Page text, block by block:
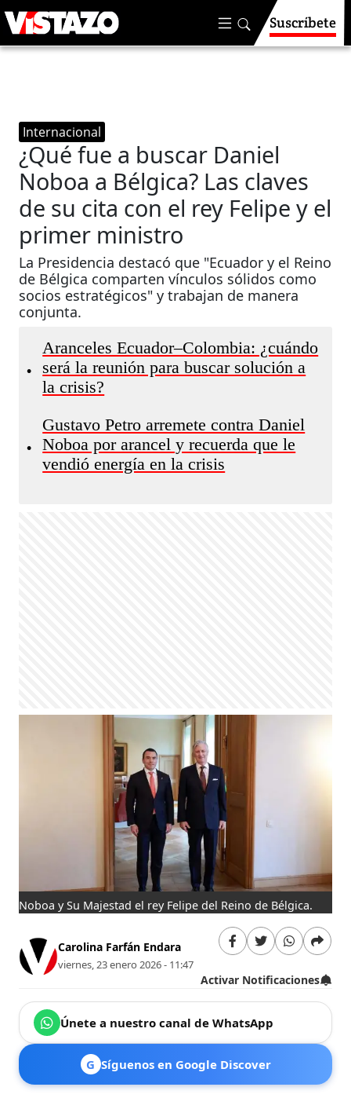
Suscríbete
Internacional
¿Qué fue a buscar Daniel
Noboa a Bélgica? Las claves
de su cita con el rey Felipe y el
primer ministro
La Presidencia destacó que "Ecuador y el Reino
de Bélgica comparten vínculos sólidos como
socios estratégicos" y trabajan de manera
conjunta.
•
Aranceles Ecuador–Colombia: ¿cuándo
será la reunión para buscar solución a
la crisis?
•
Gustavo Petro arremete contra Daniel
Noboa por arancel y recuerda que le
vendió energía en la crisis
Noboa y Su Majestad el rey Felipe del Reino de Bélgica.
Carolina Farfán Endara
viernes, 23 enero 2026 - 11:47
Activar Notificaciones
Únete a nuestro canal de WhatsApp
G Síguenos en Google Discover